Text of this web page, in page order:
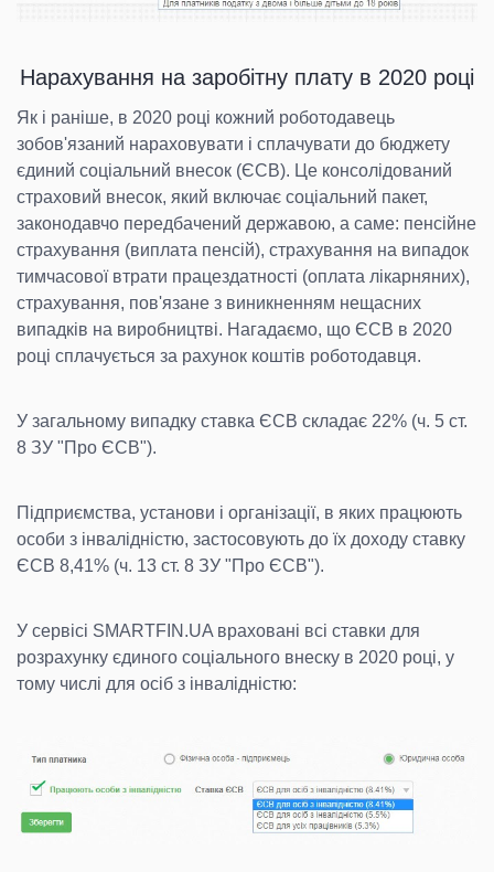
Нарахування на заробітну плату в 2020 році
Як і раніше, в 2020 році кожний роботодавець
зобов'язаний нараховувати і сплачувати до бюджету
єдиний соціальний внесок (ЄСВ). Це консолідований
страховий внесок, який включає соціальний пакет,
законодавчо передбачений державою, а саме: пенсійне
страхування (виплата пенсій), страхування на випадок
тимчасової втрати працездатності (оплата лікарняних),
страхування, пов'язане з виникненням нещасних
випадків на виробництві. Нагадаємо, що ЄСВ в 2020
році сплачується за рахунок коштів роботодавця.
У загальному випадку ставка ЄСВ складає 22% (ч. 5 ст.
8 ЗУ "Про ЄСВ").
Підприємства, установи і організації, в яких працюють
особи з інвалідністю, застосовують до їх доходу ставку
ЄСВ 8,41% (ч. 13 ст. 8 ЗУ "Про ЄСВ").
У сервісі SMARTFIN.UA враховані всі ставки для
розрахунку єдиного соціального внеску в 2020 році, у
тому числі для осіб з інвалідністю: